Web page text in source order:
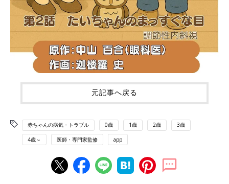
元記事へ戻る
赤ちゃんの病気・トラブル 0歳 1歳 2歳 3歳
4歳～ 医師・専門家監修 app